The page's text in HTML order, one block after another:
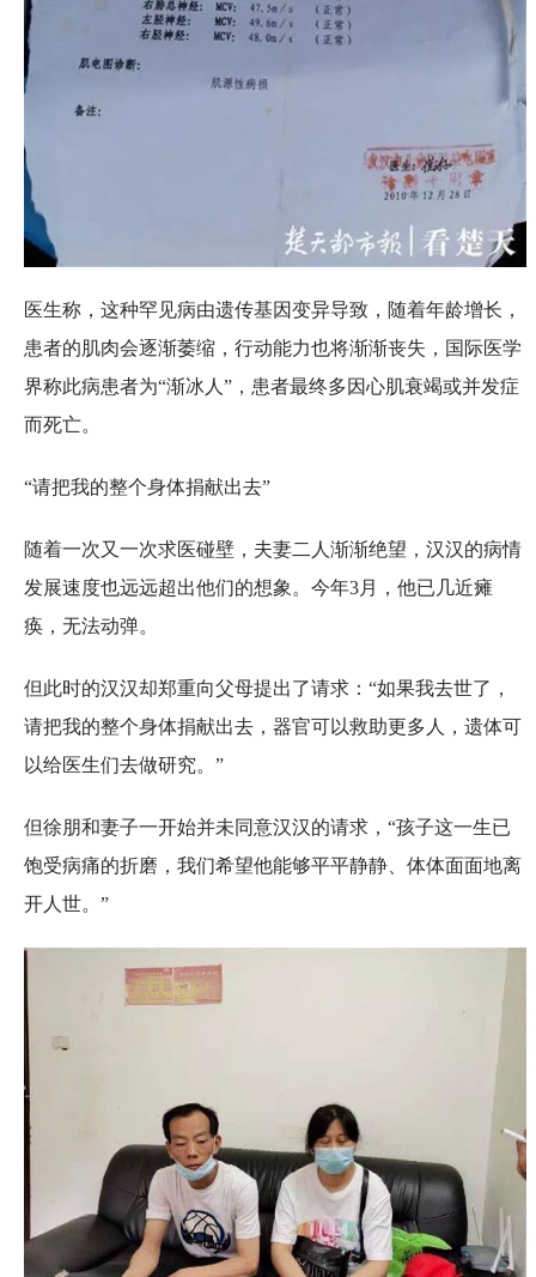
医生称，这种罕见病由遗传基因变异导致，随着年龄增长，
患者的肌肉会逐渐萎缩，行动能力也将渐渐丧失，国际医学
界称此病患者为“渐冰人”，患者最终多因心肌衰竭或并发症
而死亡。
“请把我的整个身体捐献出去”
随着一次又一次求医碰壁，夫妻二人渐渐绝望，汉汉的病情
发展速度也远远超出他们的想象。今年3月，他已几近瘫
痪，无法动弹。
但此时的汉汉却郑重向父母提出了请求：“如果我去世了，
请把我的整个身体捐献出去，器官可以救助更多人，遗体可
以给医生们去做研究。”
但徐朋和妻子一开始并未同意汉汉的请求，“孩子这一生已
饱受病痛的折磨，我们希望他能够平平静静、体体面面地离
开人世。”